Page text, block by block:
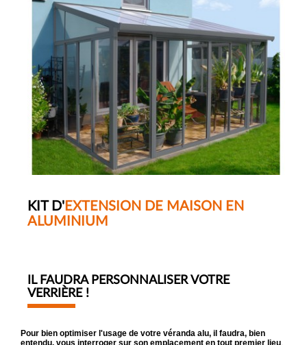
KIT D' EXTENSION DE MAISON EN
ALUMINIUM
IL FAUDRA PERSONNALISER VOTRE
VERRIÈRE !
Pour bien optimiser l'usage de votre véranda alu, il faudra, bien
entendu, vous interroger sur son emplacement en tout premier lieu.